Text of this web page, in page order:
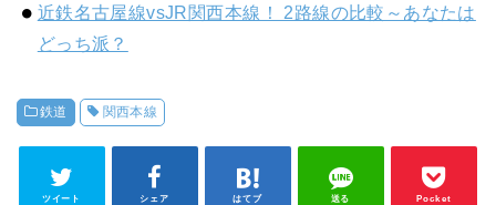
近鉄名古屋線vsJR関西本線！ 2路線の比較～あなたは
どっち派？
鉄道 関西本線
ツイート シェア はてブ 送る Pocket